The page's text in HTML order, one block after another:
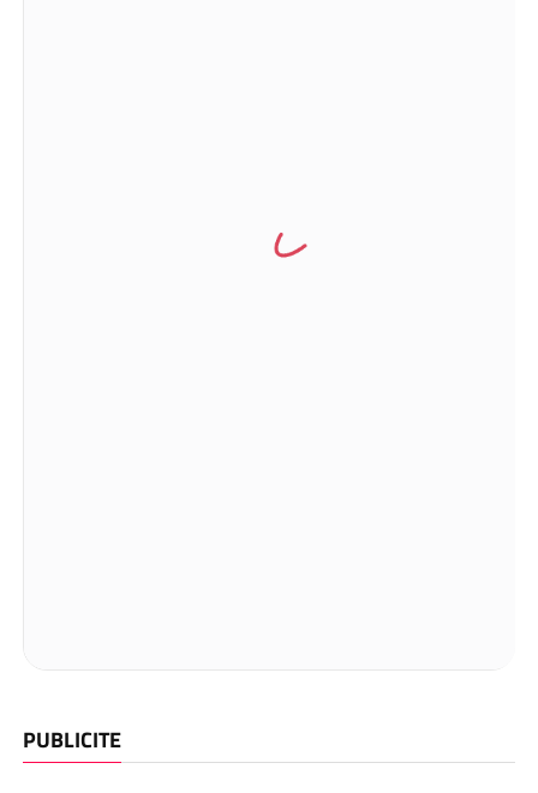
PUBLICITE